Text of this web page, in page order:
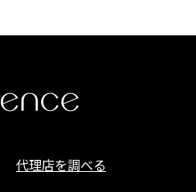
代理店を調べる